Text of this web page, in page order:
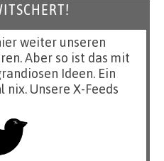
weiter unseren
Aber so ist das mit
Ideen. Ein
nix. Unsere X-Feeds